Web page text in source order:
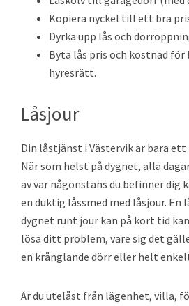
Kopiera nyckel till ett bra
Dyrka upp lås och
Byta lås pris och kostnad
hyresrätt.
Låsjour
Din låstjänst i Västervik är bara
När som helst på dygnet, alla
av var någonstans du befinner dig
en duktig låssmed med låsjour. En
dygnet runt jour kan på kort tid
lösa ditt problem, vare sig det
en krånglande dörr eller helt
Är du utelåst från lägenhet, villa,